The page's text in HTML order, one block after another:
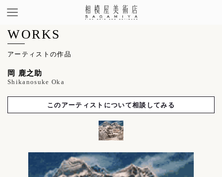
WORKS
アーティストの作品
岡 鹿之助
Shikanosuke Oka
このアーティストについて相談してみる